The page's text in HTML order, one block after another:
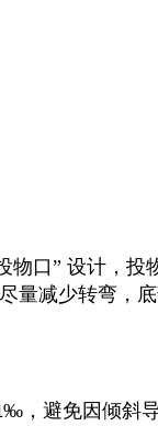
物口” 设计，投
量减少转弯，
‰，避免因倾斜